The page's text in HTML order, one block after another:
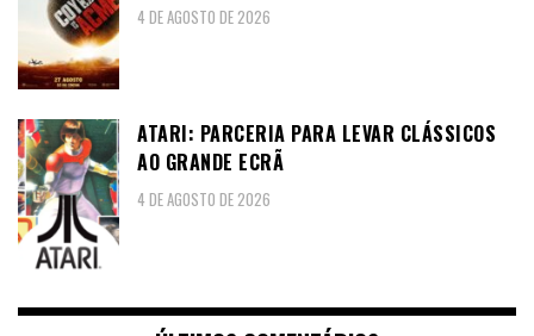
4 DE AGOSTO DE 2026
ATARI: PARCERIA PARA LEVAR CLÁSSICOS
AO GRANDE ECRÃ
4 DE AGOSTO DE 2026